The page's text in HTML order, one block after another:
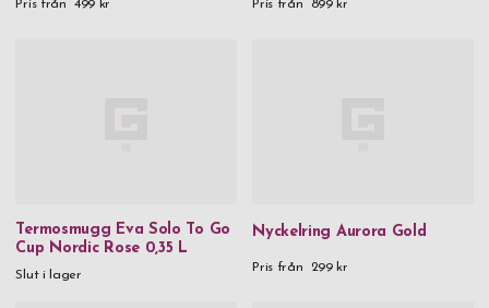
Pris från 499 kr Pris från 899 kr
Termosmugg Eva Solo To Go
Cup Nordic Rose 0,35 L
Slut i lager
Nyckelring Aurora Gold
Pris från 299 kr